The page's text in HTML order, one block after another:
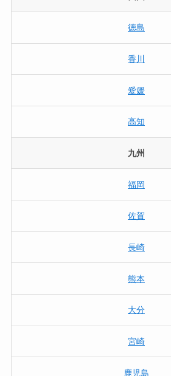
徳島
香川
愛媛
高知
九州
福岡
佐賀
長崎
熊本
大分
宮崎
鹿児島